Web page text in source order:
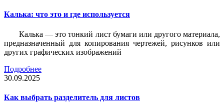
Калька: что это и где используется
Калька — это тонкий лист бумаги или другого материала,
предназначенный для копирования чертежей, рисунков или
других графических изображений
Подробнее
30.09.2025
Как выбрать разделитель для листов